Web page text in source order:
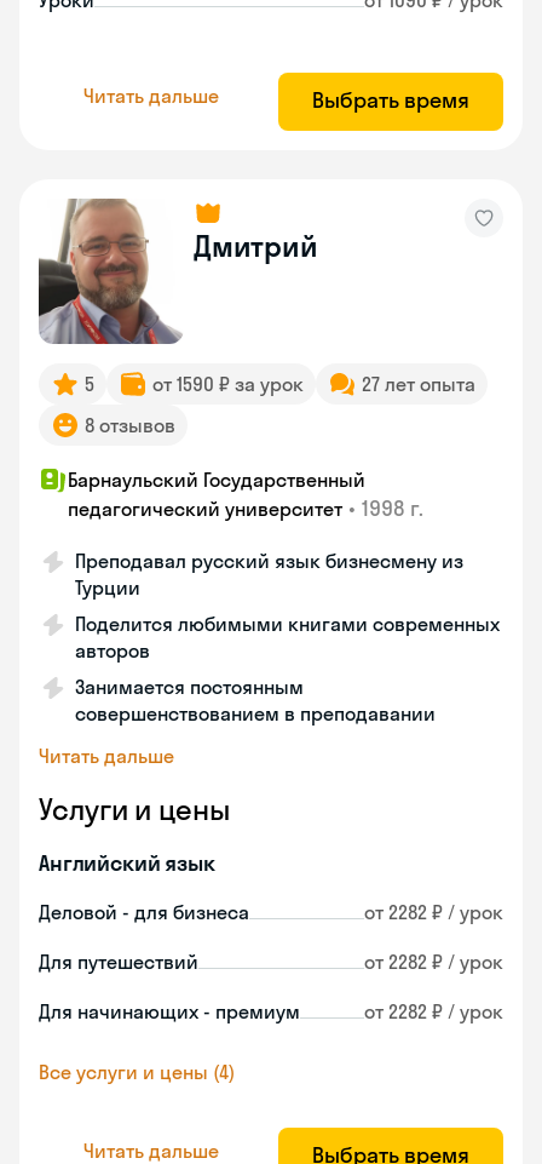
Читать дальше Выбрать время
Дмитрий
5 от 1590 ₽ за урок
27 лет опыта
8 отзывов
Барнаульский Государственный
педагогический университет • 1998 г.
Преподавал русский язык бизнесмену из
Турции
Поделится любимыми книгами современных
авторов
Занимается постоянным
совершенствованием в преподавании
Читать дальше
Услуги и цены
Английский язык
Деловой - для бизнеса от 2282 ₽ / урок
Для путешествий от 2282 ₽ / урок
Для начинающих - премиум от 2282 ₽ / урок
Все услуги и цены (4)
Читать дальше Выбрать время